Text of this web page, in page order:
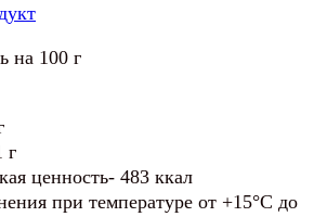
на 100 г
г
ценность- 483 ккал
при температуре от +15°С до